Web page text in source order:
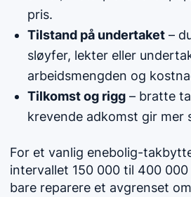
pris.
Tilstand på undertaket –
sløyfer, lekter eller
arbeidsmengden og
Tilkomst og rigg – bratte
krevende adkomst gir mer
For et vanlig enebolig-
intervallet 150 000 til 400 000
bare reparere et avgrenset